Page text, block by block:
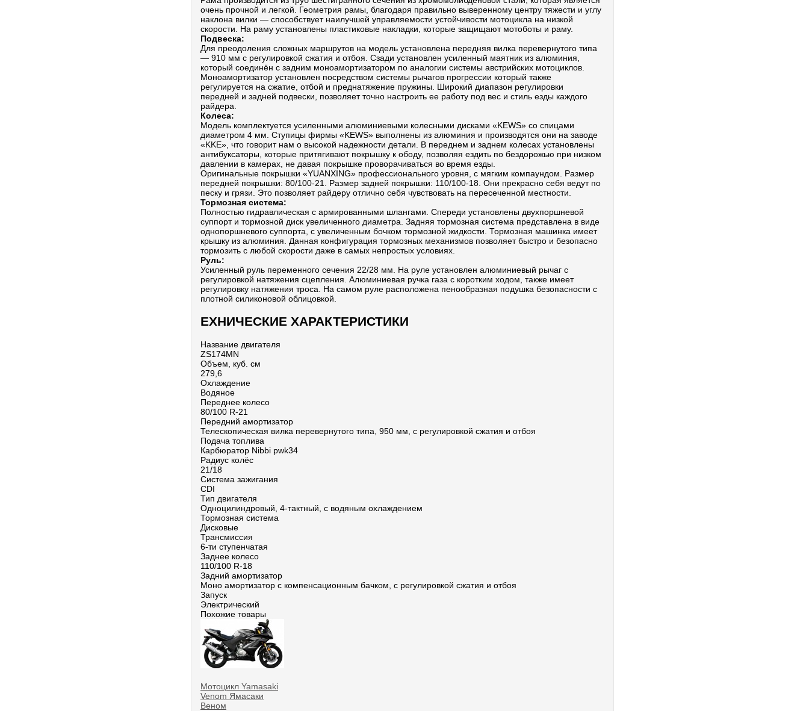
очень прочной и легкой. Геометрия рамы, благодаря правильно выверенному центру тяжести и углу
наклона вилки — способствует наилучшей управляемости устойчивости мотоцикла на низкой
скорости. На раму установлены пластиковые накладки, которые защищают мотоботы и раму.
Подвеска:
Для преодоления сложных маршрутов на модель установлена передняя вилка перевернутого типа
— 910 мм с регулировкой сжатия и отбоя. Сзади установлен усиленный маятник из алюминия,
который соединён с задним моноамортизатором по аналогии системы австрийских мотоциклов.
Моноамортизатор установлен посредством системы рычагов прогрессии который также
регулируется на сжатие, отбой и преднатяжение пружины. Широкий диапазон регулировки
передней и задней подвески, позволяет точно настроить ее работу под вес и стиль езды каждого
райдера.
Колеса:
Модель комплектуется усиленными алюминиевыми колесными дисками «KEWS» со спицами
диаметром 4 мм. Ступицы фирмы «KEWS» выполнены из алюминия и производятся они на заводе
«KKE», что говорит нам о высокой надежности детали. В переднем и заднем колесах установлены
антибуксаторы, которые притягивают покрышку к ободу, позволяя ездить по бездорожью при низком
давлении в камерах, не давая покрышке проворачиваться во время езды.
Оригинальные покрышки «YUANXING» профессионального уровня, с мягким компаундом. Размер
передней покрышки: 80/100-21. Размер задней покрышки: 110/100-18. Они прекрасно себя ведут по
песку и грязи. Это позволяет райдеру отлично себя чувствовать на пересеченной местности.
Тормозная система:
Полностью гидравлическая с армированными шлангами. Спереди установлены двухпоршневой
суппорт и тормозной диск увеличенного диаметра. Задняя тормозная система представлена в виде
однопоршневого суппорта, с увеличенным бочком тормозной жидкости. Тормозная машинка имеет
крышку из алюминия. Данная конфигурация тормозных механизмов позволяет быстро и безопасно
тормозить с любой скорости даже в самых непростых условиях.
Руль:
Усиленный руль переменного сечения 22/28 мм. На руле установлен алюминиевый рычаг с
регулировкой натяжения сцепления. Алюминиевая ручка газа с коротким ходом, также имеет
регулировку натяжения троса. На самом руле расположена пенообразная подушка безопасности с
плотной силиконовой облицовкой.
ЕХНИЧЕСКИЕ ХАРАКТЕРИСТИКИ
Название двигателя
ZS174MN
Объем, куб. см
279,6
Охлаждение
Водяное
Переднее колесо
80/100 R-21
Передний амортизатор
Телескопическая вилка перевернутого типа, 950 мм, с регулировкой сжатия и отбоя
Подача топлива
Карбюратор Nibbi pwk34
Радиус колёс
21/18
Система зажигания
CDI
Тип двигателя
Одноцилиндровый, 4-тактный, с водяным охлаждением
Тормозная система
Дисковые
Трансмиссия
6-ти ступенчатая
Заднее колесо
110/100 R-18
Задний амортизатор
Моно амортизатор с компенсационным бачком, с регулировкой сжатия и отбоя
Запуск
Электрический
Похожие товары
Мотоцикл Yamasaki
Venom Ямасаки
Веном